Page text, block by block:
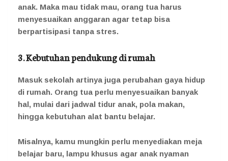
anak. Maka mau tidak mau, orang tua harus
menyesuaikan anggaran agar tetap bisa
berpartisipasi tanpa stres.
3. Kebutuhan pendukung di rumah
Masuk sekolah artinya juga perubahan gaya hidup
di rumah. Orang tua perlu menyesuaikan banyak
hal, mulai dari jadwal tidur anak, pola makan,
hingga kebutuhan alat bantu belajar.
Misalnya, kamu mungkin perlu menyediakan meja
belajar baru, lampu khusus agar anak nyaman